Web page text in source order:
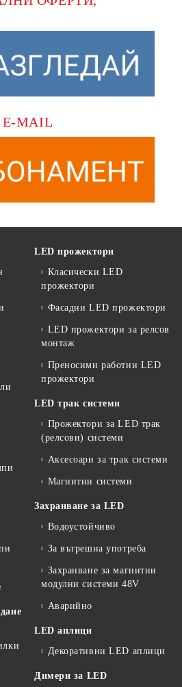
MAIL
LED прожектори
Класически LED
прожектори
Фасадни LED прожектори
LED прожектори за релсов
монтаж
Преносими работни LED
прожектори
LED трак системи
Прожектори за LED трак
(релсови) системи
Аксесоари за трак системи
Магнитни системи
Захранване за LED
Водоустойчиво
За вътрешна употреба
Захранване за магнитни
модулни системи 48V
Аварийно
LED аплици
Декоративни LED аплици
Димери за LED